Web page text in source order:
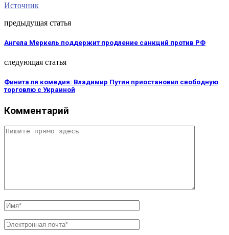
Источник
предыдущая статья
Ангела Меркель поддержит продление санкций против РФ
следующая статья
Финита ля комедия: Владимир Путин приостановил свободную
торговлю с Украиной
Комментарий